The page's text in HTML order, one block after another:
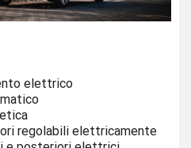
elettrico
regolabili elettricamente